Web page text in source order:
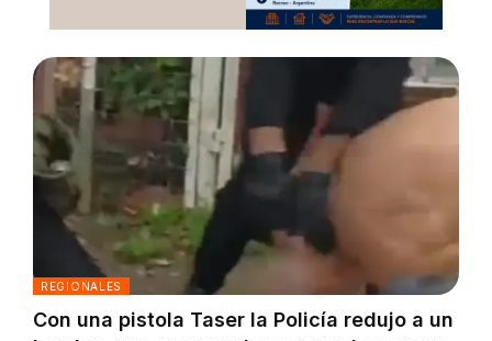
REGIONALES
Con una pistola Taser la Policía redujo a un